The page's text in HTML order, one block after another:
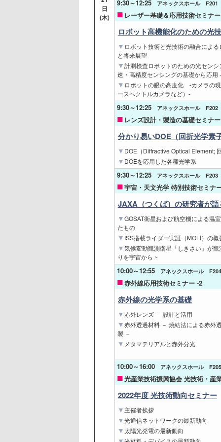
日
(木)
9:30～12:25 アネックスホール F201
レーザー基礎＆応用技術セミナ
ロボット高機能化のための光
ロボット技術と光技術の融合によ
と将来展望
計測検査ロボットのための光セン
速・高精度センシングの基礎から応用 ‐
ロボットの眼の高度化 -カメラの
ースペクトルカメラなど）-
9:30～12:25 アネックスホール F202
レンズ設計・製造の基礎セミナ
分かり易いDOE（回折光学素
DOE（Diffractive Optical Element;
DOEを応用した各種光学系
9:30～12:25 アネックスホール F203
宇宙・天文光学 特別技術セミナ
JAXA（つくば）の研究者が
GOSAT衛星および航空機による温
たもの
ISS搭載ライダー実証（MOLI）の概
気候変動観測衛星「しきさい」が
りを宇宙から ~
10:00～12:55 アネックスホール F204
赤外線応用技術セミナー -2
赤外線の光学系の基礎
赤外レンズ － 設計と活用
赤外透過材料 － 焼結法による赤外
製 －
メタマテリアルと赤外分光
10:00～16:00 アネックスホール F205
光産業技術振興協会 光技術・産
2022年度 光技術動向セミナー
主催者挨拶
光通信ネットワークの最新動向
太陽光発電の最新動向